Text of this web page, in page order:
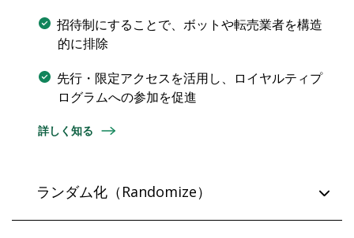
招待制にすることで、ボットや転売業者を構造
的に排除
先行・限定アクセスを活用し、ロイヤルティプ
ログラムへの参加を促進
詳しく知る
ランダム化（Randomize）